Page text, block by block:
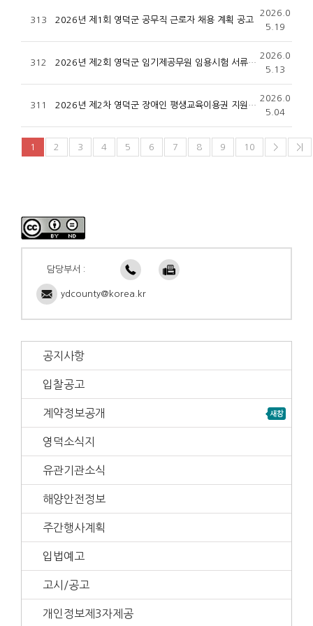
313 2026년 제1회 영덕군 공무직 근로자 채용 계획 공고
2026.0
5.19
312 2026년 제2회 영덕군 임기제공무원 임용시험 서류전형 합격자 발표 및 임용시험 계획 재공고
2026.0
5.13
311 2026년 제2차 영덕군 장애인 평생교육이용권 지원 공고
2026.0
5.04
1 2 3 4 5 6 7 8 9 10 > >|
담당부서 :
ydcounty@korea.kr
공지사항
입찰공고
계약정보공개
영덕소식지
유관기관소식
해양안전정보
주간행사계획
입법예고
고시/공고
개인정보제3자제공